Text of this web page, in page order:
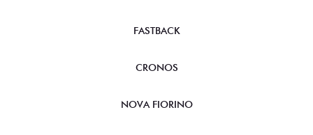
FASTBACK
CRONOS
NOVA FIORINO